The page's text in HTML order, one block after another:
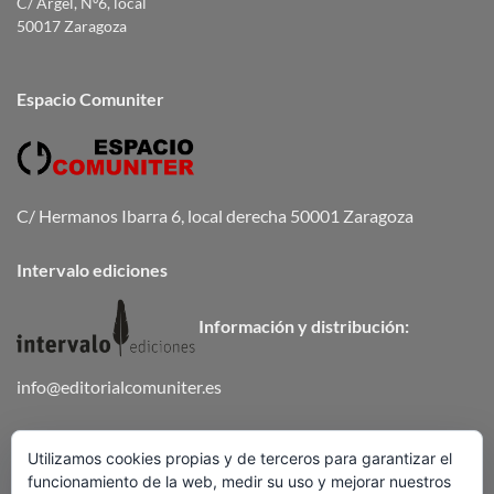
C/ Argel, Nº6, local
50017 Zaragoza
Espacio Comuniter
C/ Hermanos Ibarra 6, local derecha 50001 Zaragoza
Intervalo ediciones
Información y distribución:
info@editorialcomuniter.es
Utilizamos cookies propias y de terceros para garantizar el
funcionamiento de la web, medir su uso y mejorar nuestros